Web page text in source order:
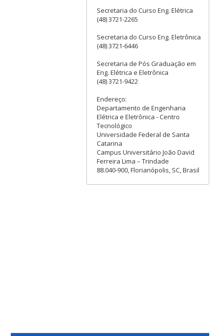
Secretaria do Curso Eng. Elétrica
(48) 3721-2265
Secretaria do Curso Eng. Eletrônica
(48) 3721-6446
Secretaria de Pós Graduação em
Eng. Elétrica e Eletrônica
(48) 3721-9422
Endereço:
Departamento de Engenharia
Elétrica e Eletrônica - Centro
Tecnológico
Universidade Federal de Santa
Catarina
Campus Universitário João David
Ferreira Lima – Trindade
88.040-900, Florianópolis, SC, Brasil